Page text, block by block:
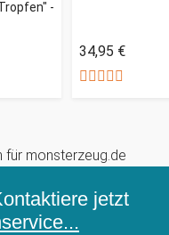
-
34,95 €
jetzt